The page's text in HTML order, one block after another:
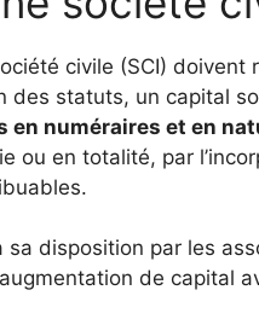
civile (SCI)
des statuts, un capital
en numéraires et en
ou en totalité, par
sa disposition par les
de capital